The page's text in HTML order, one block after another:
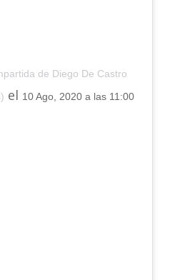
de Diego De Castro
el 10 Ago, 2020 a las 11:00